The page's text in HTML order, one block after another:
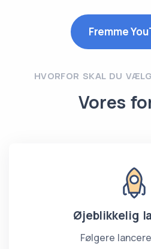
Fremme
HVORFOR SKAL DU
Vores
Øjeblikkelig
Følgere